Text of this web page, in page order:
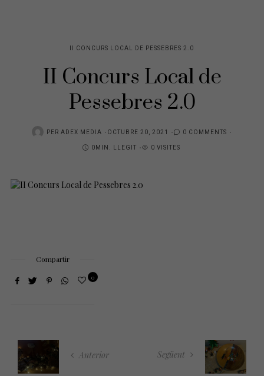
II CONCURS LOCAL DE PESSEBRES 2.0
II Concurs Local de
Pessebres 2.0
PER ADEX MEDIA
POSTED
ON
OCTUBRE 20, 2021
0 COMMENTS
0MIN. LLEGIT
0 VISITES
Compartir
0
Anterior Següent